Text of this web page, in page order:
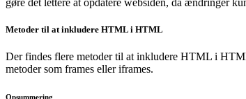
Metoder til at inkludere HTML i HTML
Der findes flere metoder til at inkludere HTML i
metoder som frames eller iframes.
Opsummering